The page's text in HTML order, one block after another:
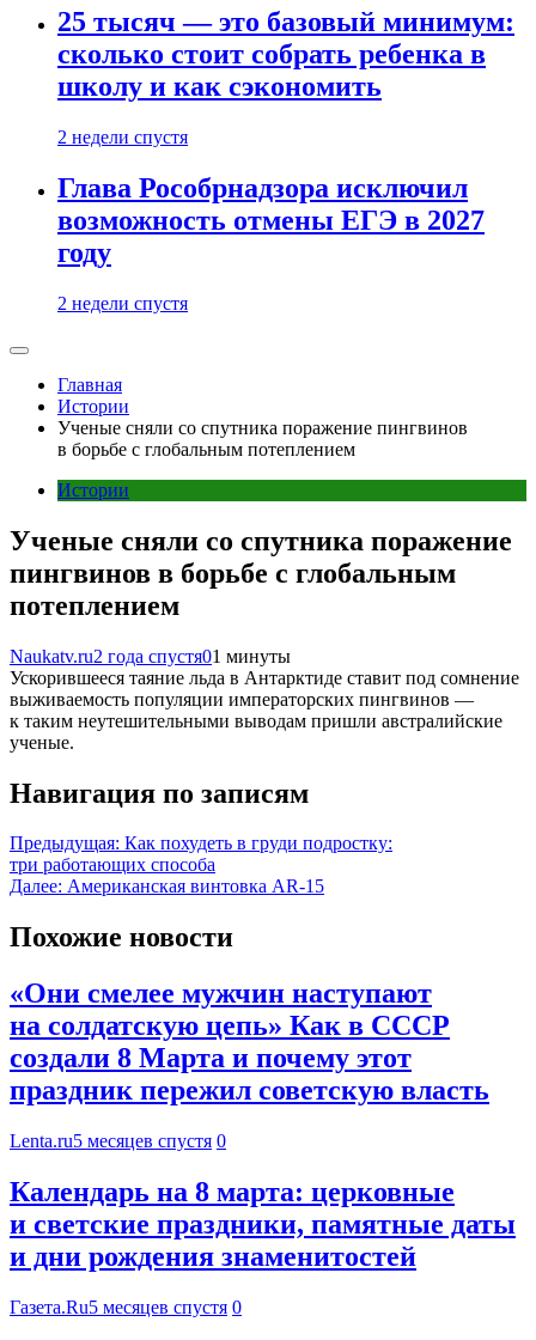
25 тысяч — это базовый минимум:
сколько стоит собрать ребенка в
школу и как сэкономить
2 недели спустя
Глава Рособрнадзора исключил
возможность отмены ЕГЭ в 2027
году
2 недели спустя
Главная
Истории
Ученые сняли со спутника поражение пингвинов
в борьбе с глобальным потеплением
Истории
Ученые сняли со спутника поражение
пингвинов в борьбе с глобальным
потеплением
Naukatv.ru2 года спустя01 минуты
Ускорившееся таяние льда в Антарктиде ставит под сомнение
выживаемость популяции императорских пингвинов —
к таким неутешительными выводам пришли австралийские
ученые.
Навигация по записям
Предыдущая: Как похудеть в груди подростку:
три работающих способа
Далее: Американская винтовка AR-15
Похожие новости
«Они смелее мужчин наступают
на солдатскую цепь» Как в СССР
создали 8 Марта и почему этот
праздник пережил советскую власть
Lenta.ru5 месяцев спустя 0
Календарь на 8 марта: церковные
и светские праздники, памятные даты
и дни рождения знаменитостей
Газета.Ru5 месяцев спустя 0